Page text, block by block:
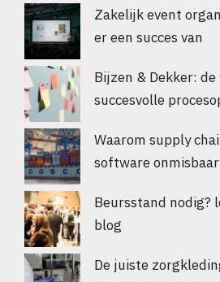
Zakelijk event
er een succes van
Bijzen & Dekker:
succesvolle
Waarom supply
software
Beursstand nodig?
blog
De juiste